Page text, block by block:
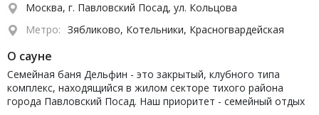
Москва, г. Павловский Посад, ул. Кольцова
Метро: Зябликово, Котельники, Красногвардейская
О сауне
Семейная баня Дельфин - это закрытый, клубного типа
комплекс, находящийся в жилом секторе тихого района
города Павловский Посад. Наш приоритет - семейный отдых